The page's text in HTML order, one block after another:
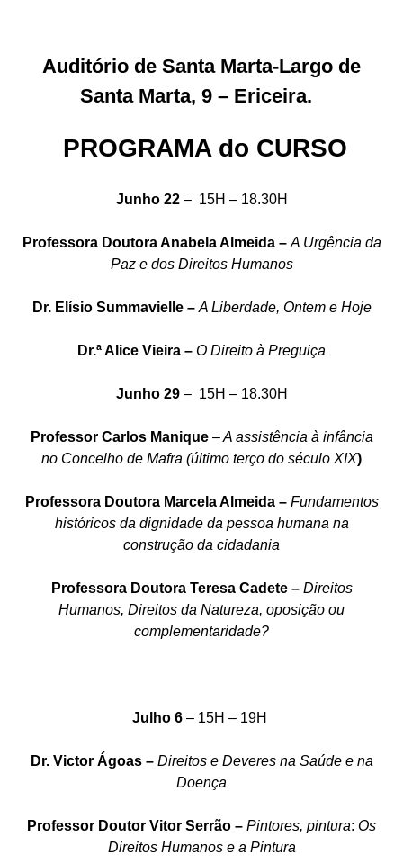
Auditório de Santa Marta-Largo de
Santa Marta, 9 – Ericeira.
PROGRAMA do CURSO
Junho 22– 15H – 18.30H
Professora Doutora Anabela Almeida – A Urgência da
Paz e dos Direitos Humanos
Dr. Elísio Summavielle – A Liberdade, Ontem e Hoje
Dr.ª Alice Vieira – O Direito à Preguiça
Junho 29– 15H – 18.30H
Professor Carlos Manique– A assistência à infância
no Concelho de Mafra (último terço do século XIX)
Professora Doutora Marcela Almeida – Fundamentos
históricos da dignidade da pessoa humana na
construção da cidadania
Professora Doutora Teresa Cadete – Direitos
Humanos, Direitos da Natureza, oposição ou
complementaridade?
Julho 6 – 15H – 19H
Dr. Victor Ágoas – Direitos e Deveres na Saúde e na
Doença
Professor Doutor Vitor Serrão – Pintores, pintura: Os
Direitos Humanos e a Pintura